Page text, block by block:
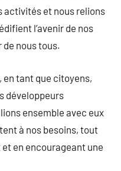
activités et nous relions
l’avenir de nos
de nous tous.
en tant que citoyens,
développeurs
ensemble avec eux
à nos besoins, tout
en encourageant une